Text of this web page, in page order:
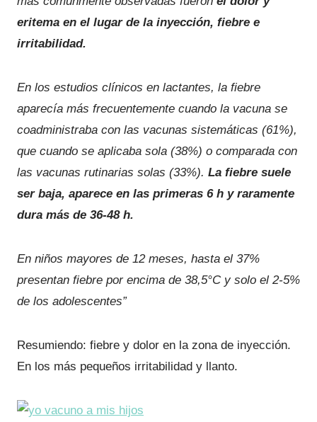
eritema en el lugar de la inyección, fiebre e
irritabilidad.
En los estudios clínicos en lactantes, la fiebre
aparecía más frecuentemente cuando la vacuna se
coadministraba con las vacunas sistemáticas (61%),
que cuando se aplicaba sola (38%) o comparada con
las vacunas rutinarias solas (33%). La fiebre suele
ser baja, aparece en las primeras 6 h y raramente
dura más de 36-48 h.
En niños mayores de 12 meses, hasta el 37%
presentan fiebre por encima de 38,5°C y solo el 2-5%
de los adolescentes”
Resumiendo: fiebre y dolor en la zona de inyección.
En los más pequeños irritabilidad y llanto.